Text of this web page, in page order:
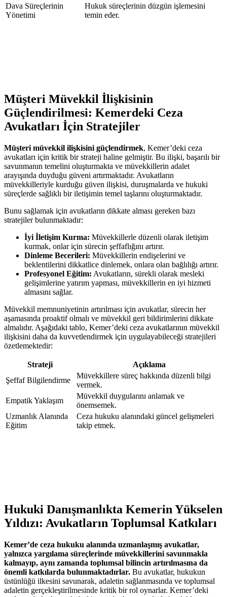
Dava Süreçlerinin
Yönetimi
Hukuk süreçlerinin düzgün işlemesini
temin eder.
Müşteri Müvekkil İlişkisinin
Güçlendirilmesi: Kemerdeki Ceza
Avukatları İçin Stratejiler
Müşteri müvekkil ilişkisini güçlendirmek, Kemer’deki ceza
avukatları için kritik bir strateji haline gelmiştir. Bu ilişki, başarılı bir
savunmanın temelini oluşturmakta ve müvekkillerin adalet
arayışında duyduğu güveni artırmaktadır. Avukatların
müvekkilleriyle kurduğu güven ilişkisi, duruşmalarda ve hukuki
süreçlerde sağlıklı bir iletişimin temel taşlarını oluşturmaktadır.
Bunu sağlamak için avukatların dikkate alması gereken bazı
stratejiler bulunmaktadır:
İyi İletişim Kurma: Müvekkillerle düzenli olarak iletişim
kurmak, onlar için sürecin şeffaflığını artırır.
Dinleme Becerileri: Müvekkillerin endişelerini ve
beklentilerini dikkatlice dinlemek, onlara olan bağlılığı artırır.
Profesyonel Eğitim: Avukatların, sürekli olarak mesleki
gelişimlerine yatırım yapması, müvekkillerin en iyi hizmeti
almasını sağlar.
Müvekkil memnuniyetinin artırılması için avukatlar, sürecin her
aşamasında proaktif olmalı ve müvekkil geri bildirimlerini dikkate
almalıdır. Aşağıdaki tablo, Kemer’deki ceza avukatlarının müvekkil
ilişkisini daha da kuvvetlendirmek için uygulayabileceği stratejileri
özetlemektedir:
Strateji
Açıklama
Şeffaf Bilgilendirme
Müvekkillere süreç hakkında düzenli bilgi
vermek.
Empatik Yaklaşım
Müvekkil duygularını anlamak ve
önemsemek.
Uzmanlık Alanında
Eğitim
Ceza hukuku alanındaki güncel gelişmeleri
takip etmek.
Hukuki Danışmanlıkta Kemerin Yükselen
Yıldızı: Avukatların Toplumsal Katkıları
Kemer’de ceza hukuku alanında uzmanlaşmış avukatlar,
yalnızca yargılama süreçlerinde müvekkillerini savunmakla
kalmayıp, aynı zamanda toplumsal bilincin artırılmasına da
önemli katkılarda bulunmaktadırlar. Bu avukatlar, hukukun
üstünlüğü ilkesini savunarak, adaletin sağlanmasında ve toplumsal
adaletin gerçekleştirilmesinde kritik bir rol oynarlar. Kemer’deki